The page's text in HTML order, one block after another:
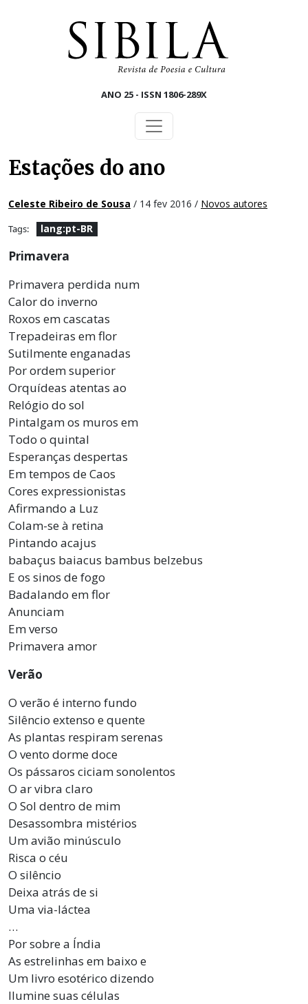
ANO 25 - ISSN 1806-289X
Estações do ano
Celeste Ribeiro de Sousa / 14 fev 2016 / Novos autores
Tags: lang:pt-BR
Primavera
Primavera perdida num
Calor do inverno
Roxos em cascatas
Trepadeiras em flor
Sutilmente enganadas
Por ordem superior
Orquídeas atentas ao
Relógio do sol
Pintalgam os muros em
Todo o quintal
Esperanças despertas
Em tempos de Caos
Cores expressionistas
Afirmando a Luz
Colam-se à retina
Pintando acajus
babaçus baiacus bambus belzebus
E os sinos de fogo
Badalando em flor
Anunciam
Em verso
Primavera amor
Verão
O verão é interno fundo
Silêncio extenso e quente
As plantas respiram serenas
O vento dorme doce
Os pássaros ciciam sonolentos
O ar vibra claro
O Sol dentro de mim
Desassombra mistérios
Um avião minúsculo
Risca o céu
O silêncio
Deixa atrás de si
Uma via-láctea
…
Por sobre a Índia
As estrelinhas em baixo e
Um livro esotérico dizendo
Ilumine suas células